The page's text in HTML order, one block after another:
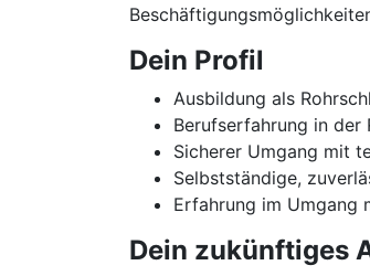
Dein Profil
Ausbildung als
Berufserfahrung in der
Sicherer Umgang mit
Selbstständige,
Erfahrung im Umgang
Dein zukünftiges